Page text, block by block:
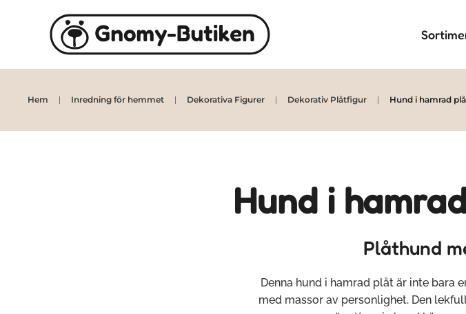
Skip to main content
Hem Inredning för hemmet Dekorativa Figurer Dekorativ Plåtfigur Hund i hamrad
Hund i
Plåthund
Denna hund i hamrad plåt är inte bara
med massor av personlighet. Den